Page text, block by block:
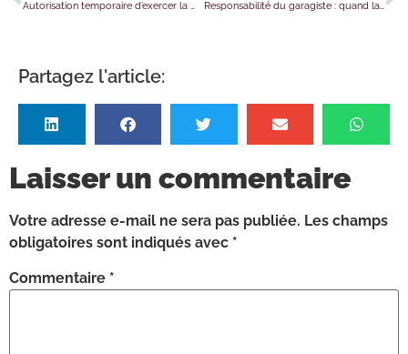
Autorisation temporaire d’exercer la médecine : nouvelles précisions Responsabilité du garagiste : quand la panne est introuvable…
Partagez l'article:
Laisser un commentaire
Votre adresse e-mail ne sera pas publiée. Les champs
obligatoires sont indiqués avec *
Commentaire *